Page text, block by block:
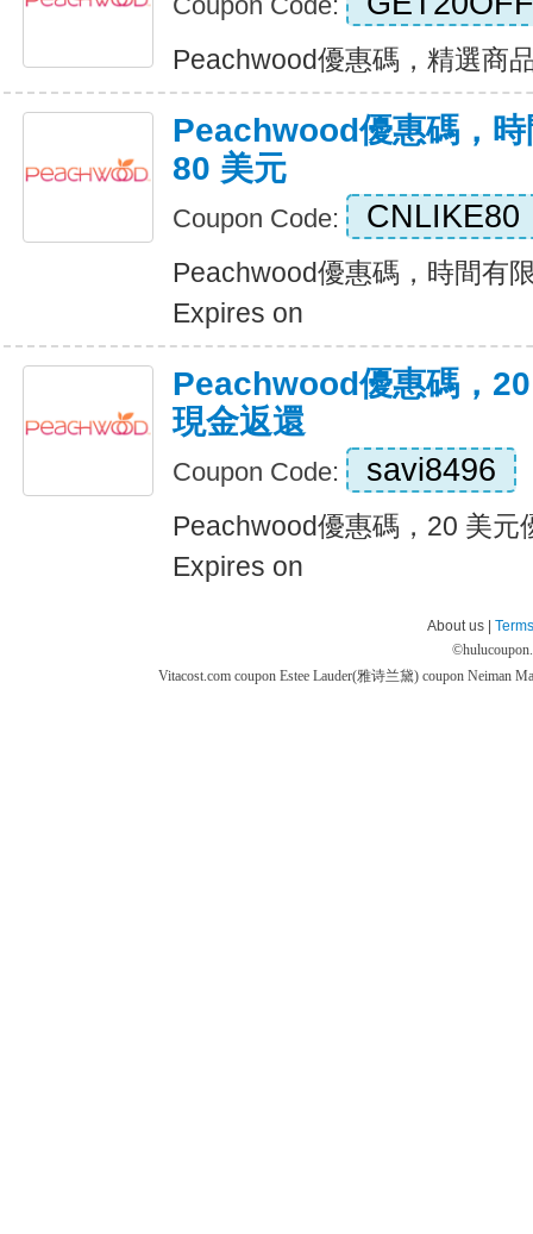
Peachwood優惠碼，精選商
Peachwood優惠碼，
80 美元
Coupon Code: CNLIKE80
Peachwood優惠碼，時間有
Expires on
Peachwood優惠碼，
現金返還
Coupon Code: savi8496
Peachwood優惠碼，20 美元
Expires on
About us |
©
Vitacost.com coupon Estee Lauder(雅诗兰黛) coupon Neiman